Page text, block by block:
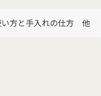
方と手入れの仕方 他